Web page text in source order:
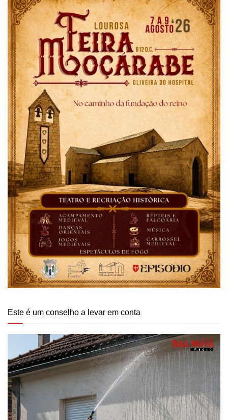
Este é um conselho a levar em conta